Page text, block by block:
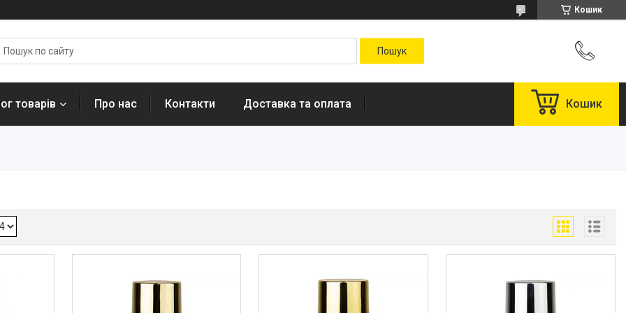
Кошик
товарів Про нас Контакти Доставка та оплата Кошик